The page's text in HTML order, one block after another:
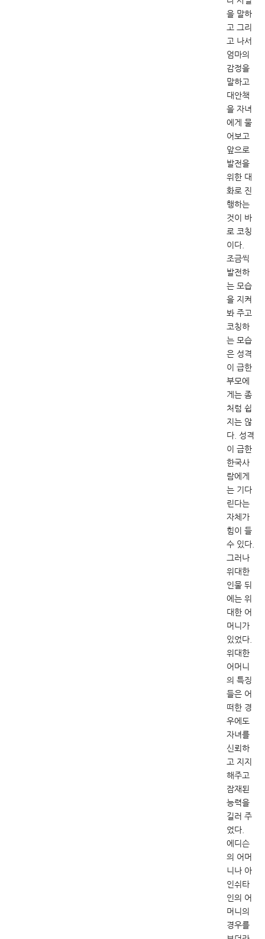
을 말하
고 그리
고 나서
엄마의
감정을
말하고
대안책
을 자녀
에게 물
어보고
앞으로
발전을
위한 대
화로 진
행하는
것이 바
로 코칭
이다.
조금씩
발전하
는 모습
을 지켜
봐 주고
코칭하
는 모습
은 성격
이 급한
부모에
게는 좀
처럼 쉽
지는 않
다. 성격
이 급한
한국사
람에게
는 기다
린다는
자체가
힘이 들
수 있다.
그러나
위대한
인물 뒤
에는 위
대한 어
머니가
있었다.
위대한
어머니
의 특징
들은 어
떠한 경
우에도
자녀를
신뢰하
고 지지
해주고
잠재된
능력을
길러 주
었다.
에디슨
의 어머
니나 아
인쉬타
인의 어
머니의
경우를